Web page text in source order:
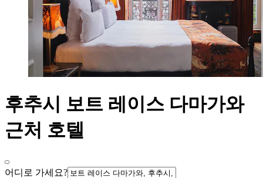
후추시 보트 레이스 다마가와
근처 호텔
어디로 가세요?